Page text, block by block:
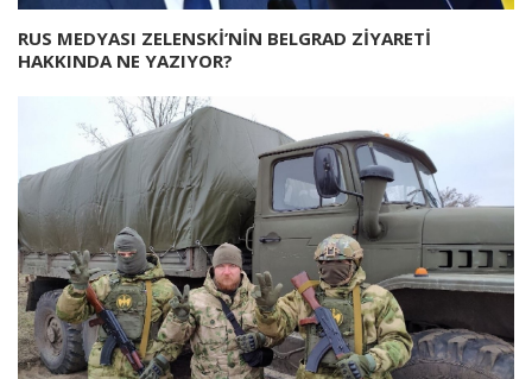
RUS MEDYASI ZELENSKİ’NİN BELGRAD ZİYARETİ
HAKKINDA NE YAZIYOR?